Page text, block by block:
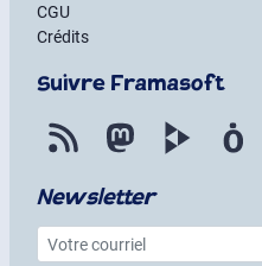
CGU
Crédits
Suivre Framasoft
Flux RSS MastodonPeerTube
Newsletter
Votre courriel